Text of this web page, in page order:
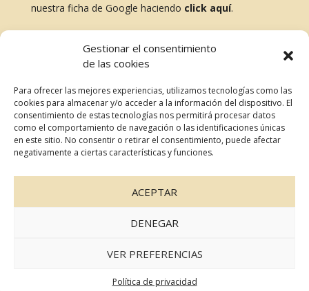
Gestionar el consentimiento
de las cookies
Para ofrecer las mejores experiencias, utilizamos tecnologías como las
cookies para almacenar y/o acceder a la información del dispositivo. El
consentimiento de estas tecnologías nos permitirá procesar datos
como el comportamiento de navegación o las identificaciones únicas
en este sitio. No consentir o retirar el consentimiento, puede afectar
negativamente a ciertas características y funciones.
ACEPTAR
DENEGAR
VER PREFERENCIAS
Política de privacidad
nuestra ficha de Google haciendo click aquí.
RESERVAR MESA
© 2023 La Palma Bilbao. Todos
Política de privacidad
Aviso legal